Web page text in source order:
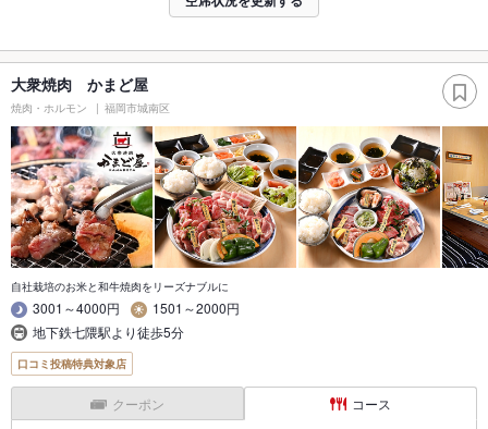
大衆焼肉 かまど屋
焼肉・ホルモン 福岡市城南区
自社栽培のお米と和牛焼肉をリーズナブルに
3001～4000円
1501～2000円
地下鉄七隈駅より徒歩5分
口コミ投稿特典対象店
クーポン コース